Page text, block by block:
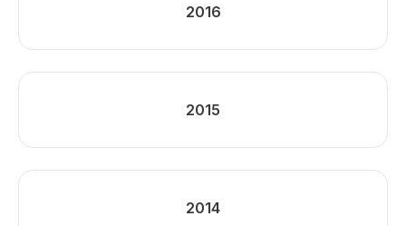
2016
2015
2014